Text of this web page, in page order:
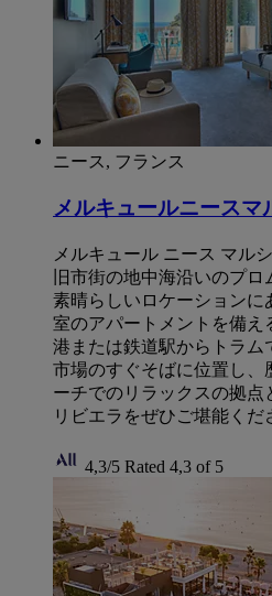
ニース, フランス
メルキュールニースマ
メルキュール ニース マル
旧市街の地中海沿いのプ
素晴らしいロケーションに
室のアパートメントを備え
港または鉄道駅からトラム
市場のすぐそばに位置し
ーチでのリラックスの拠
リビエラをぜひご堪能くだ
4,3/5 Rated 4,3 of 5